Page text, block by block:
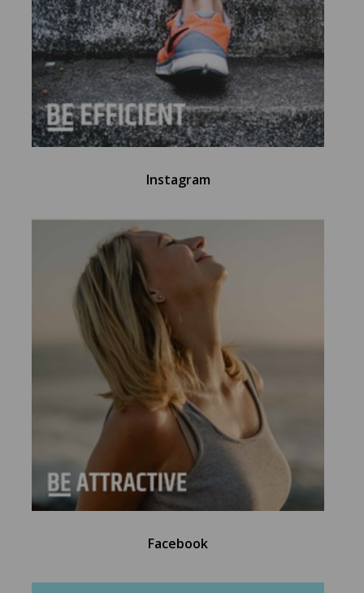
Instagram
Facebook